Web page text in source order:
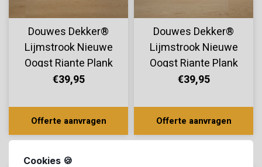
Cookies 🍪
Douwes Dekker®
Lijmstrook Nieuwe
Oogst Riante Plank
Druif 10834
€39,95
Offerte aanvragen
Douwes Dekker®
Lijmstrook Nieuwe
Oogst Riante Plank
Cranberry 10804
€39,95
Offerte aanvragen